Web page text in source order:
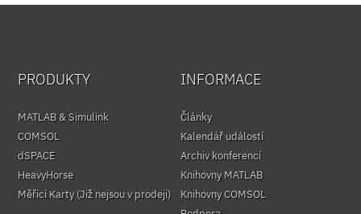
PRODUKTY
MATLAB & Simulink
COMSOL
dSPACE
HeavyHorse
Měřicí Karty (Již nejsou v prodeji)
INFORMACE
Články
Kalendář událostí
Archiv konferencí
Knihovny MATLAB
Knihovny COMSOL